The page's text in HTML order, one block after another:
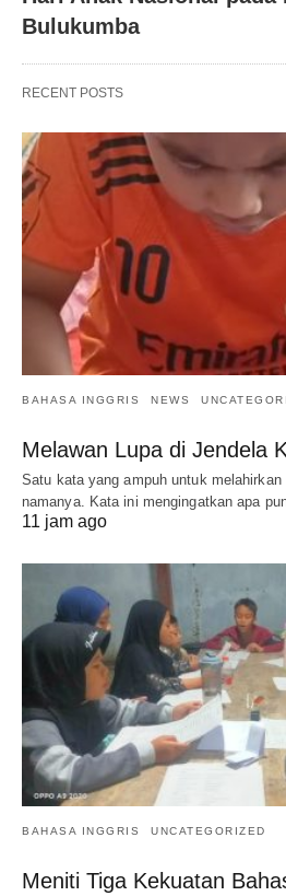
Bulukumba
RECENT POSTS
BAHASA INGGRIS NEWS
Melawan Lupa di Jendela
Satu kata yang ampuh untuk
namanya. Kata ini mengingatkan apa
11 jam ago
BAHASA INGGRIS UNCATEGORIZED
Meniti Tiga Kekuatan